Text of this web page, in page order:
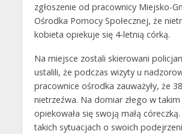
zgłoszenie od pracownicy Miejsko-
Ośrodka Pomocy Społecznej, że
kobieta opiekuje się 4-letnią córką.
Na miejsce zostali skierowani
ustalili, że podczas wizyty u
pracownice ośrodka zauważyły, że
nietrzeźwa. Na domiar złego w takim
opiekowała się swoją małą
takich sytuacjach o swoich